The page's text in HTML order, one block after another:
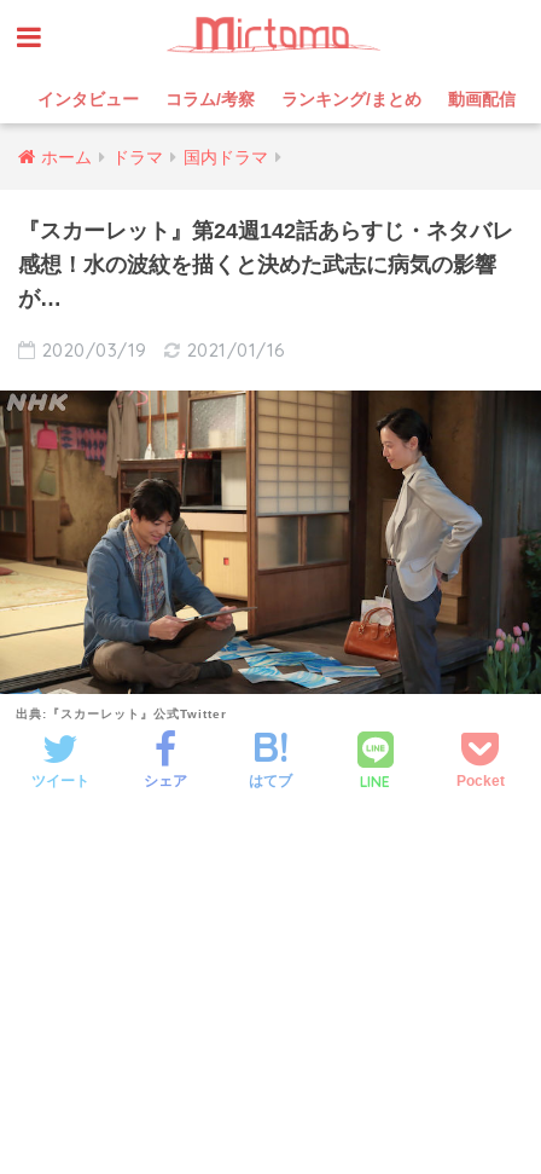
インタビュー コラム/考察 ランキング/まとめ 動画配信
ホーム ドラマ 国内ドラマ
『スカーレット』第24週142話あらすじ・ネタバレ
感想！水の波紋を描くと決めた武志に病気の影響
が…
2020/03/19 2021/01/16
出典:『スカーレット』公式Twitter
ツイート シェア はてブ LINE Pocket